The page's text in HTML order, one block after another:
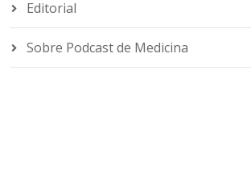
Editorial
Sobre Podcast de Medicina